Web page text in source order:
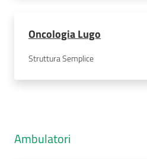
Oncologia Lugo
Struttura Semplice
Ambulatori